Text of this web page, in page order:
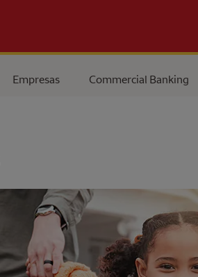
Empresas Commercial Banking